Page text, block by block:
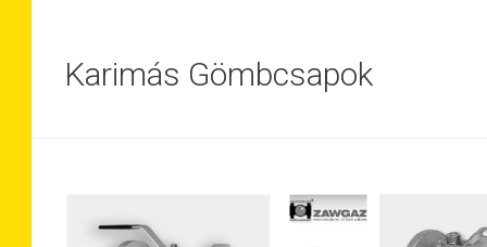
Karimás Gömbcsapok